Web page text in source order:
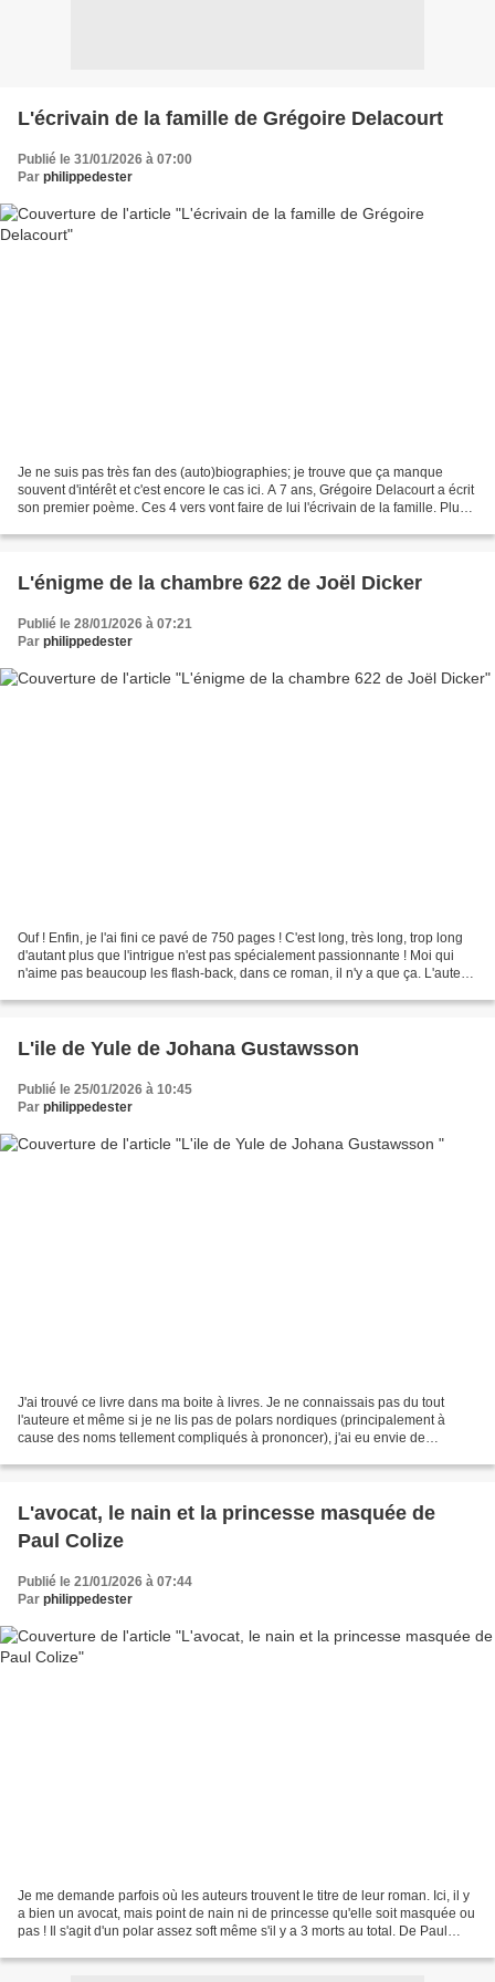
L'écrivain de la famille de Grégoire Delacourt
Publié le 31/01/2026 à 07:00
Par philippedester
Je ne suis pas très fan des (auto)biographies; je trouve que ça manque
souvent d'intérêt et c'est encore le cas ici. A 7 ans, Grégoire Delacourt a écrit
son premier poème. Ces 4 vers vont faire de lui l'écrivain de la famille. Plus
L'énigme de la chambre 622 de Joël Dicker
Publié le 28/01/2026 à 07:21
Par philippedester
Ouf ! Enfin, je l'ai fini ce pavé de 750 pages ! C'est long, très long, trop long
d'autant plus que l'intrigue n'est pas spécialement passionnante ! Moi qui
n'aime pas beaucoup les flash-back, dans ce roman, il n'y a que ça. L'auteur
L'ile de Yule de Johana Gustawsson
Publié le 25/01/2026 à 10:45
Par philippedester
J'ai trouvé ce livre dans ma boite à livres. Je ne connaissais pas du tout
l'auteure et même si je ne lis pas de polars nordiques (principalement à
cause des noms tellement compliqués à prononcer), j'ai eu envie de
L'avocat, le nain et la princesse masquée de
Paul Colize
Publié le 21/01/2026 à 07:44
Par philippedester
Je me demande parfois où les auteurs trouvent le titre de leur roman. Ici, il y
a bien un avocat, mais point de nain ni de princesse qu'elle soit masquée ou
pas ! Il s'agit d'un polar assez soft même s'il y a 3 morts au total. De Paul